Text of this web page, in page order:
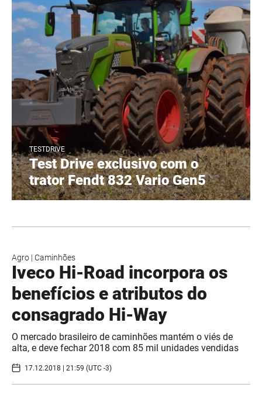
TESTDRIVE
Test Drive exclusivo com o
trator Fendt 832 Vario Gen5
Agro | Caminhões
Iveco Hi-Road incorpora os
benefícios e atributos do
consagrado Hi-Way
O mercado brasileiro de caminhões mantém o viés de
alta, e deve fechar 2018 com 85 mil unidades vendidas
17.12.2018 | 21:59 (UTC -3)